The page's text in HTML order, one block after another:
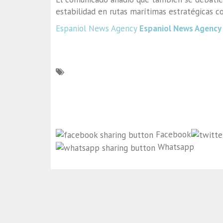
estabilidad en rutas marítimas estratégicas
Espaniol News Agency Espaniol News Agency
Facebook
Whatsapp